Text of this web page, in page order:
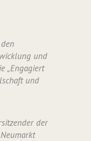
und
„Engagiert
und
der